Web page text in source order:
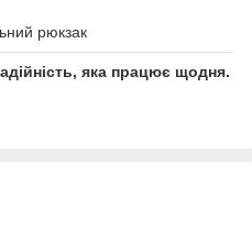
рюкзак
яка працює щодня.